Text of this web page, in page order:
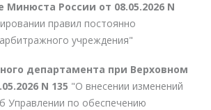
Минюста России от 08.05.2026 N
правил постоянно
учреждения"
департамента при Верховном
N 135 "О внесении изменений
Управлении по обеспечению